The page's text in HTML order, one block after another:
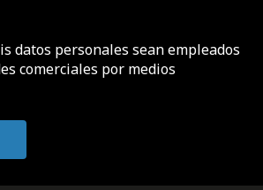
datos personales sean empleados
comerciales por medios